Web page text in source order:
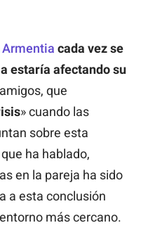
cada vez se
estaría afectando su
que
» cuando las
sobre esta
ha hablado,
en la pareja ha sido
a esta conclusión
más cercano.